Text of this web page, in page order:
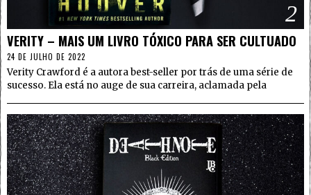
2
VERITY – MAIS UM LIVRO TÓXICO PARA SER CULTUADO
24 DE JULHO DE 2022
Verity Crawford é a autora best-seller por trás de uma série de
sucesso. Ela está no auge de sua carreira, aclamada pela